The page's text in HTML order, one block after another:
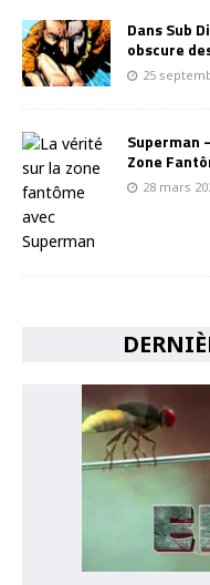
Dans Sub
obscure
25
Superman
Zone
28 mars